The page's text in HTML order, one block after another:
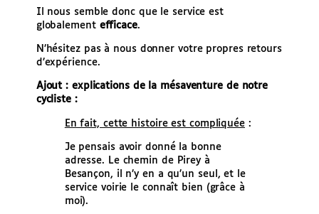
Il nous semble donc que le service est
globalement efficace.
N’hésitez pas à nous donner votre propres retours
d’expérience.
Ajout : explications de la mésaventure de notre
cycliste :
En fait, cette histoire est compliquée :
Je pensais avoir donné la bonne
adresse. Le chemin de Pirey à
Besançon, il n’y en a qu’un seul, et le
service voirie le connaît bien (grâce à
moi).